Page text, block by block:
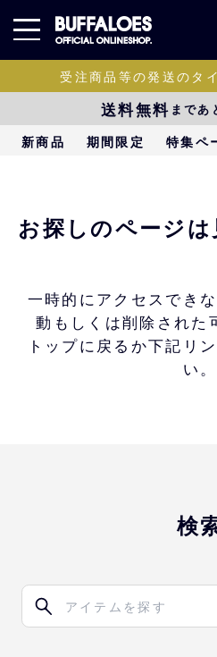
受注商品等の発送のタ
送料無料 まであ
新商品 期間限定 特集ペ
お探しのページ
一時的にアクセスでき
動もしくは削除された
トップに戻るか下記リ
い。
検